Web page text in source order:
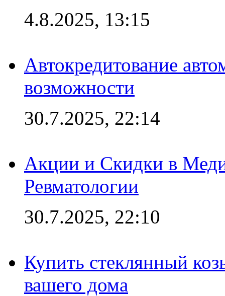
4.8.2025, 13:15
Автокредитование
возможности
30.7.2025, 22:14
Акции и Скидки в
Ревматологии
30.7.2025, 22:10
Купить стеклянный
вашего дома